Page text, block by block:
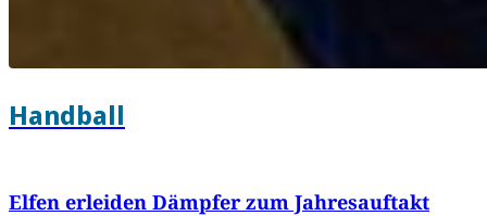
Handball
Elfen erleiden Dämpfer zum Jahresauftakt